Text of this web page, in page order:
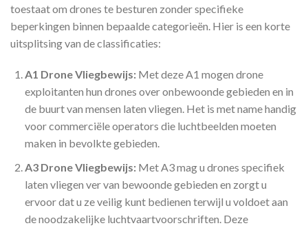
toestaat om drones te besturen zonder specifieke
beperkingen binnen bepaalde categorieën. Hier is een korte
uitsplitsing van de classificaties:
A1 Drone Vliegbewijs:Met deze A1 mogen drone
exploitanten hun drones over onbewoonde gebieden en in
de buurt van mensen laten vliegen. Het is met name handig
voor commerciële operators die luchtbeelden moeten
maken in bevolkte gebieden.
A3 Drone Vliegbewijs:Met A3 mag u drones specifiek
laten vliegen ver van bewoonde gebieden en zorgt u
ervoor dat u ze veilig kunt bedienen terwijl u voldoet aan
de noodzakelijke luchtvaartvoorschriften. Deze